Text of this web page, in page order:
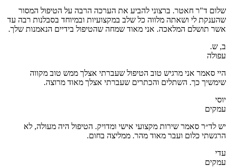
שלום ד"ר חאטר. ברצוני להביע את הערכה הרבה על הטיפול המסור
שהענקת לי ושאתה מלווה כל שלב במקצועיות ובמיוחד בסבלנות רבה עד
אשר תושלם המלאכה. אני מאוד שמחה שהטיפול בידיים הנאמנות שלך.
ב, ש.
עפולה
היי סאמר אני מרגיש טוב הטיפול שעברתי אצלך ממש טוב מקווה
שימשיך כך. השתלים והכתרים שעברתי אצלך מאוד מרוצה.
יוסי
עמקים
יש לד״ר סאמר שירות מקצועי אישי ומדויק. הטיפול היה מעולה, לא
הרגשתי כלום ועבר מאוד מהר. ‏ממליצה בחום.
עדי
עמקים